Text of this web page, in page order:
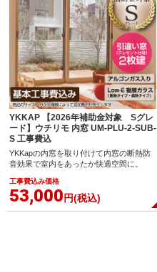
YKKAP 【2026年補助金対象 Sグレ
ード】ウチリモ 内窓 UM-PLU-2-SUB-
S 工事費込
YKKapの内窓を取り付けて内窓の断熱防
音効果で室内をあったか快適空間に。
工事費込み価格
53,000 円(税込)